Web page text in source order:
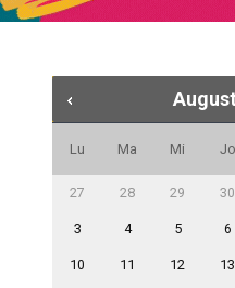
August
Lu Ma Mi Jo
27 28 29 30
3 4 5 6
10 11 12 13